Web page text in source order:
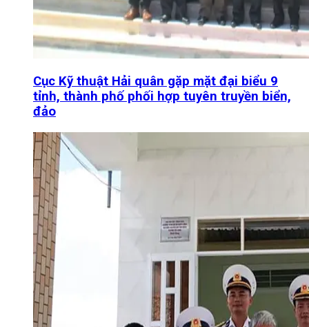
Cục Kỹ thuật Hải quân gặp mặt đại biểu 9
tỉnh, thành phố phối hợp tuyên truyền biển,
đảo